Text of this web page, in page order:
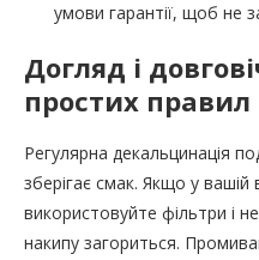
умови гарантії, щоб не
Догляд і
простих правил
Регулярна декальцинація
зберігає смак. Якщо у вашій
використовуйте фільтри і
накипу загориться.